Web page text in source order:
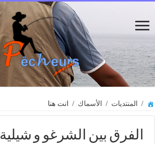
/ المنتديات / الأسماك / انت هنا
الفرق بين الشرغو و شيلية